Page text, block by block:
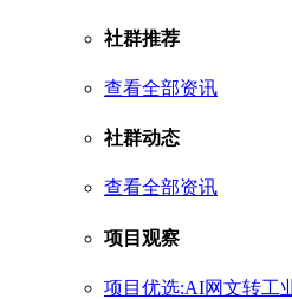
社群推荐
查看全部资讯
社群动态
查看全部资讯
项目观察
项目优选:AI网文转工